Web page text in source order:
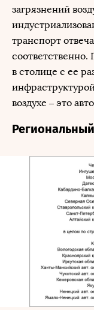
загрязнений
транспорт
соответственно.
в столице с ее
воздухе – это